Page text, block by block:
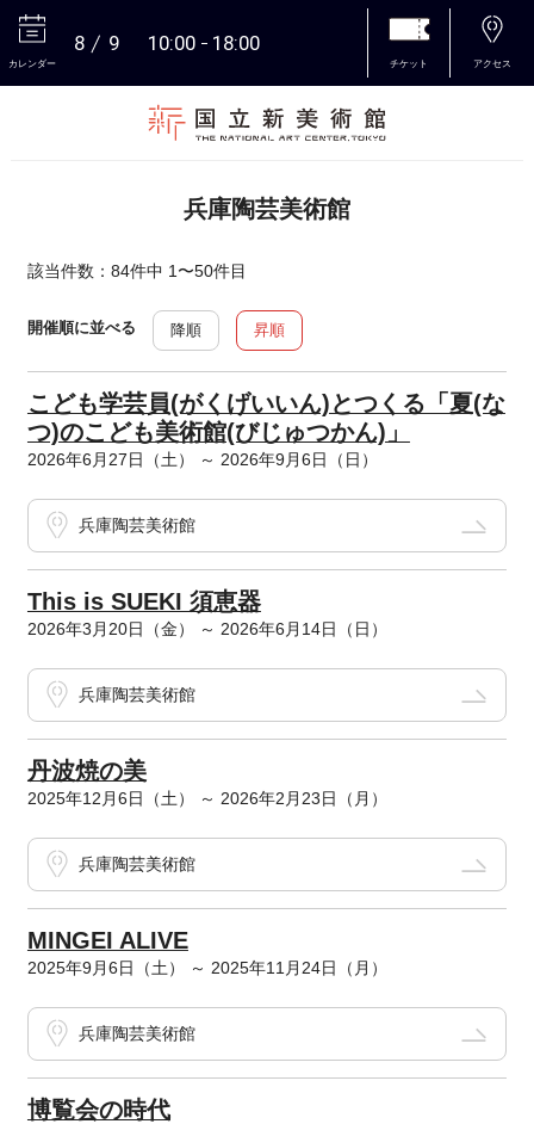
カレンダー
8 9 10:00 18:00
チケット アクセス
兵庫陶芸美術館
該当件数：84件中 1〜50件目
開催順に並べる 降順 昇順
こども学芸員(がくげいいん)とつくる「夏(な
つ)のこども美術館(びじゅつかん)」
2026年6月27日（土） ～ 2026年9月6日（日）
兵庫陶芸美術館
This is SUEKI 須恵器
2026年3月20日（金） ～ 2026年6月14日（日）
兵庫陶芸美術館
丹波焼の美
2025年12月6日（土） ～ 2026年2月23日（月）
兵庫陶芸美術館
MINGEI ALIVE
2025年9月6日（土） ～ 2025年11月24日（月）
兵庫陶芸美術館
博覧会の時代